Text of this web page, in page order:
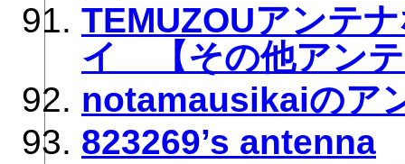
TEMUZOUアンテ
イ 【その他アン
notamausikaiのア
823269’s antenna